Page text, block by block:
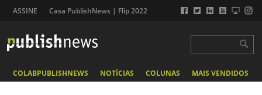
ASSINE Casa PublishNews | Flip 2022
COLABPUBLISHNEWS NOTÍCIAS COLUNAS MAIS VENDIDOS